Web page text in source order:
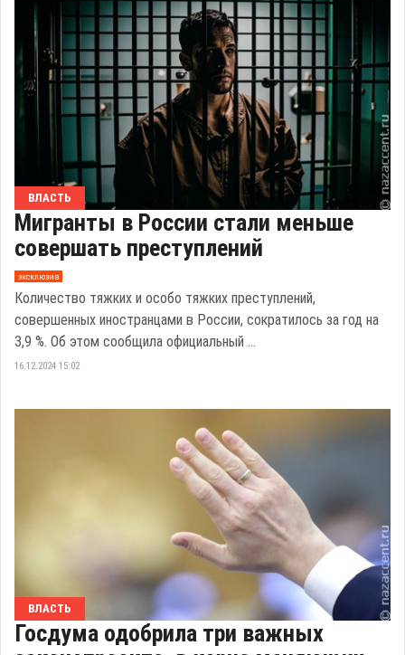
ВЛАСТЬ
Мигранты в России стали меньше
совершать преступлений
эксклюзив
Количество тяжких и особо тяжких преступлений,
совершенных иностранцами в России, сократилось за год на
3,9 %. Об этом сообщила официальный ...
16.12.2024 15:02
ВЛАСТЬ
Госдума одобрила три важных